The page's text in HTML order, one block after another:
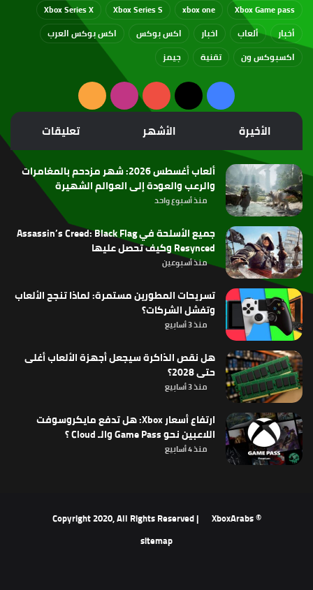
Xbox Game pass
xbox one
Xbox Series S
Xbox Series X
أخبار
ألعاب اخبار اكس بوكس
اكس بوكس العرب
اكسبوكس ون
تقنية جيمز
فيسبوك
‫X
‫YouTubeانستقرامملخص
الموقع
RSS
الأخيرة الأشهر تعليقات
ألعاب أغسطس 2026: شهر مزدحم بالمغامرات
والرعب والعودة إلى العوالم الشهيرة
منذ أسبوع واحد
جميع الأسلحة في Assassin’s Creed: Black Flag
Resynced وكيف تحصل عليها
منذ أسبوعين
تسريحات المطورين مستمرة: لماذا تنجح الألعاب
وتفشل الشركات؟
منذ 3 أسابيع
هل نقص الذاكرة سيجعل أجهزة الألعاب أغلى
حتى 2028؟
منذ 3 أسابيع
ارتفاع أسعار Xbox: هل تدفع مايكروسوفت
اللاعبين نحو Game Pass والـ Cloud ؟
منذ 4 أسابيع
© Copyright 2020, All Rights Reserved |
XboxArabs
sitemap